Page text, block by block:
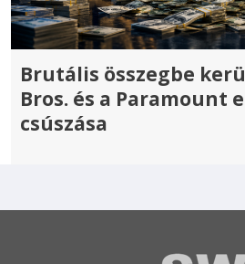
Brutális összegbe
Bros. és a Paramount
csúszása